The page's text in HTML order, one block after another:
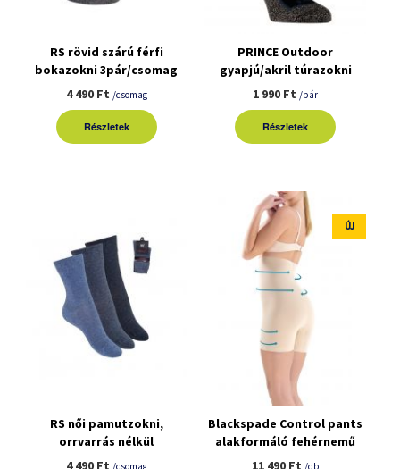
RS rövid szárú férfi
bokazokni 3pár/csomag
4 490 Ft /csomag
Részletek
PRINCE Outdoor
gyapjú/akril túrazokni
1 990 Ft /pár
Részletek
RS női pamutzokni,
orrvarrás nélkül
3pár/csomag
4 490 Ft /csomag
ÚJ
Blackspade Control pants
alakformáló fehérnemű
11 490 Ft /db